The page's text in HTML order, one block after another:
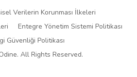
Verilerin Korunması İlkeleri
Entegre Yönetim Sistemi Politikası
Güvenliği Politikası
All Rights Reserved.